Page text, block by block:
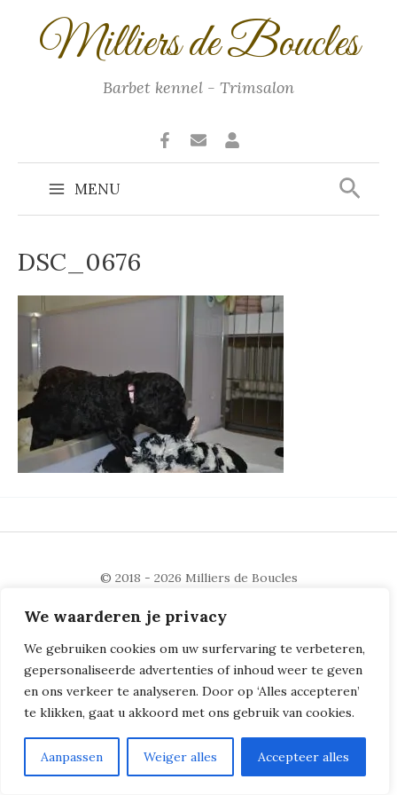
We waarderen je privacy
We gebruiken cookies om uw surfervaring te verbeteren,
gepersonaliseerde advertenties of inhoud weer te geven
en ons verkeer te analyseren. Door op ‘Alles accepteren’
te klikken, gaat u akkoord met ons gebruik van cookies.
Aanpassen Weiger alles Accepteer alles
Milliers de Boucles
Barbet kennel - Trimsalon
Main
Menu
MENU
DSC_0676
© 2018 - 2026 Milliers de Boucles